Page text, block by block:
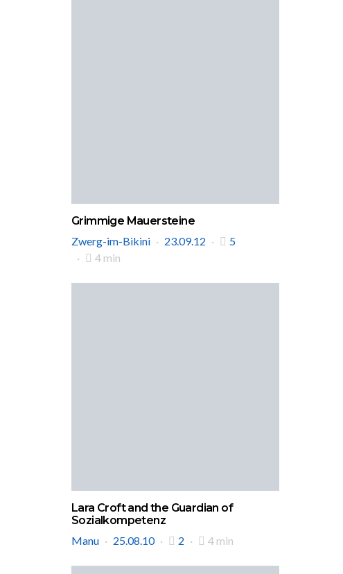
Grimmige Mauersteine
Zwerg-im-Bikini
23.09.12
5
4 min
Lara Croft and the Guardian of
Sozialkompetenz
Manu
25.08.10 2 4 min